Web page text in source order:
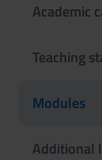
Academic
Teaching
Modules
Additional